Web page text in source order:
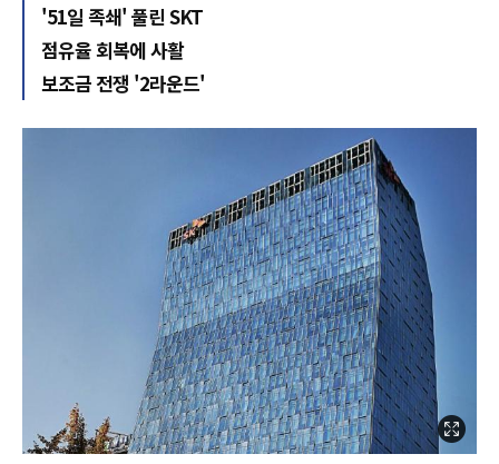
'51일 족쇄' 풀린 SKT
점유율 회복에 사활
보조금 전쟁 '2라운드'